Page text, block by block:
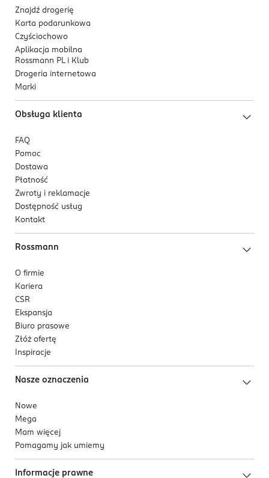
Znajdź drogerię
Karta podarunkowa
Czyściochowo
Aplikacja mobilna
Rossmann PL i Klub
Drogeria internetowa
Marki
Obsługa klienta
FAQ
Pomoc
Dostawa
Płatność
Zwroty i reklamacje
Dostępność usług
Kontakt
Rossmann
O firmie
Kariera
CSR
Ekspansja
Biuro prasowe
Złóż ofertę
Inspiracje
Nasze oznaczenia
Nowe
Mega
Mam więcej
Pomagamy jak umiemy
Informacje prawne